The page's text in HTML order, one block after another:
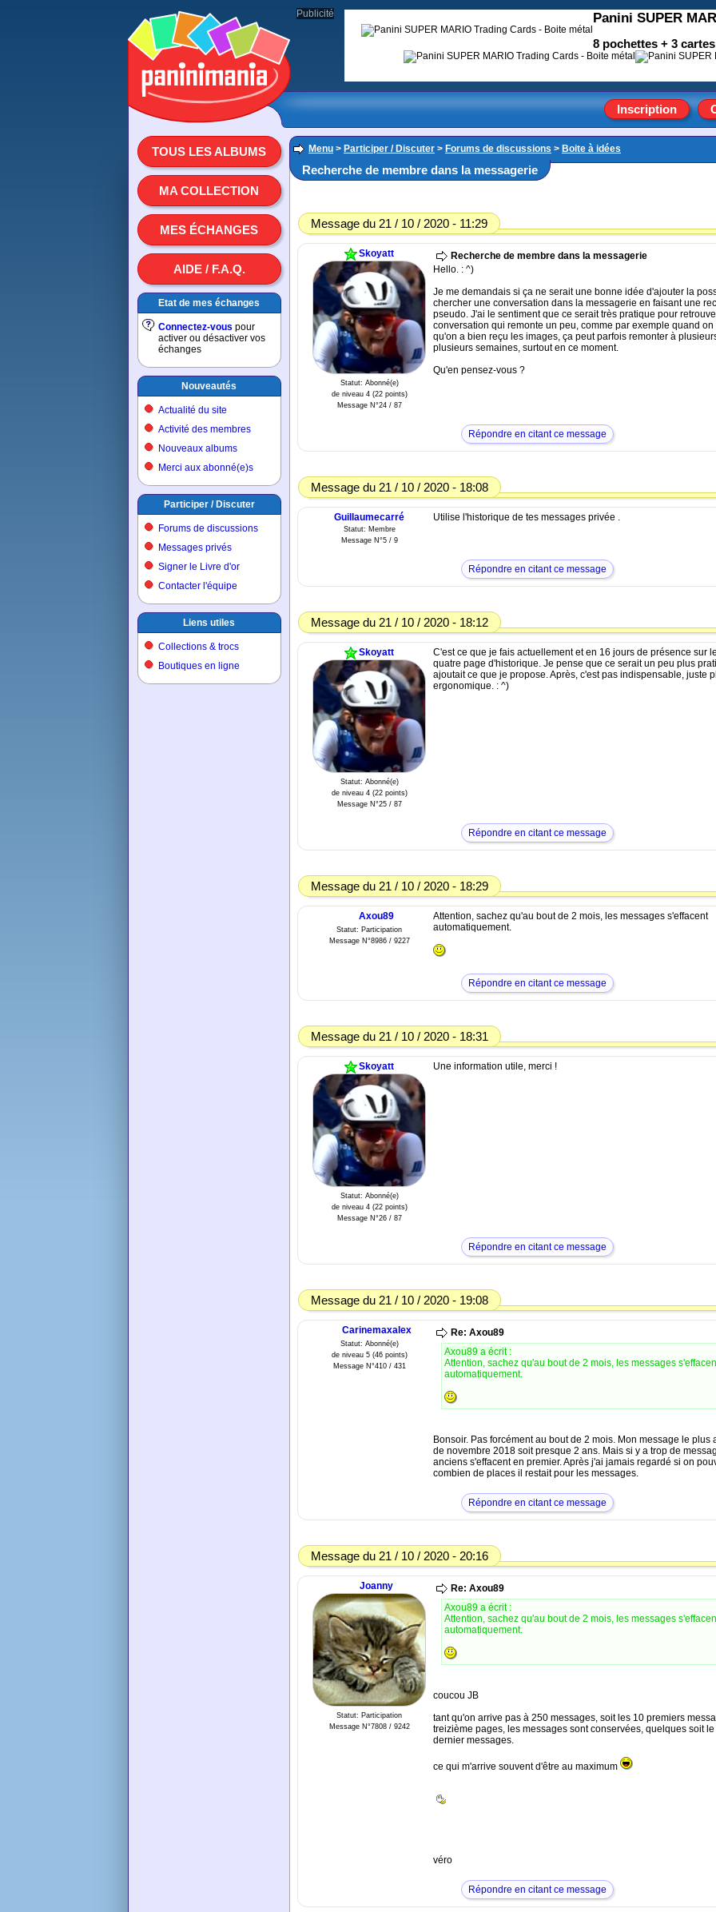
Inscription
TOUS LES ALBUMS
MA COLLECTION
MES ÉCHANGES
AIDE / F.A.Q.
Etat de mes échanges
Connectez-vous pour
activer ou désactiver vos
échanges
Nouveautés
Actualité du site
Activité des membres
Nouveaux albums
Merci aux abonné(e)s
Participer / Discuter
Forums de discussions
Messages privés
Signer le Livre d'or
Contacter l'équipe
Liens utiles
Collections & trocs
Boutiques en ligne
Menu > Participer / Discuter > Forums de discussions > Boite à idées
Recherche de membre dans la messagerie
Message du 21 / 10 / 2020 - 11:29
Skoyatt
Statut: Abonné(e)
de niveau 4 (22 points)
Message N°24 / 87
Recherche de membre dans la messagerie
Hello. : ^)
Je me demandais si ça ne serait une bonne idée d'ajouter la
chercher une conversation dans la messagerie en faisant une
pseudo. J'ai le sentiment que ce serait très pratique pour
conversation qui remonte un peu, comme par exemple quand on
qu'on a bien reçu les images, ça peut parfois remonter à
plusieurs semaines, surtout en ce moment.
Qu'en pensez-vous ?
Répondre en citant ce message
Message du 21 / 10 / 2020 - 18:08
Guillaumecarré
Statut: Membre
Message N°5 / 9
Utilise l'historique de tes messages privée .
Répondre en citant ce message
Message du 21 / 10 / 2020 - 18:12
Skoyatt
Statut: Abonné(e)
de niveau 4 (22 points)
Message N°25 / 87
C'est ce que je fais actuellement et en 16 jours de présence sur
quatre page d'historique. Je pense que ce serait un peu plus
ajoutait ce que je propose. Après, c'est pas indispensable, juste
ergonomique. : ^)
Répondre en citant ce message
Message du 21 / 10 / 2020 - 18:29
Axou89
Statut: Participation
Message N°8986 / 9227
Attention, sachez qu'au bout de 2 mois, les messages s'effacent
automatiquement.
Répondre en citant ce message
Message du 21 / 10 / 2020 - 18:31
Skoyatt
Statut: Abonné(e)
de niveau 4 (22 points)
Message N°26 / 87
Une information utile, merci !
Répondre en citant ce message
Message du 21 / 10 / 2020 - 19:08
Carinemaxalex
Statut: Abonné(e)
de niveau 5 (46 points)
Message N°410 / 431
Re: Axou89
Axou89 a écrit :
Attention, sachez qu'au bout de 2 mois, les messages
automatiquement.
Bonsoir. Pas forcément au bout de 2 mois. Mon message le plus
de novembre 2018 soit presque 2 ans. Mais si y a trop de
anciens s'effacent en premier. Après j'ai jamais regardé si on
combien de places il restait pour les messages.
Répondre en citant ce message
Message du 21 / 10 / 2020 - 20:16
Joanny
Statut: Participation
Message N°7808 / 9242
Re: Axou89
Axou89 a écrit :
Attention, sachez qu'au bout de 2 mois, les messages
automatiquement.
coucou JB
tant qu'on arrive pas à 250 messages, soit les 10 premiers
treizième pages, les messages sont conservées, quelques soit
dernier messages.
ce qui m'arrive souvent d'être au maximum
véro
Répondre en citant ce message
Publicité Panini SUPER
8 pochettes + 3